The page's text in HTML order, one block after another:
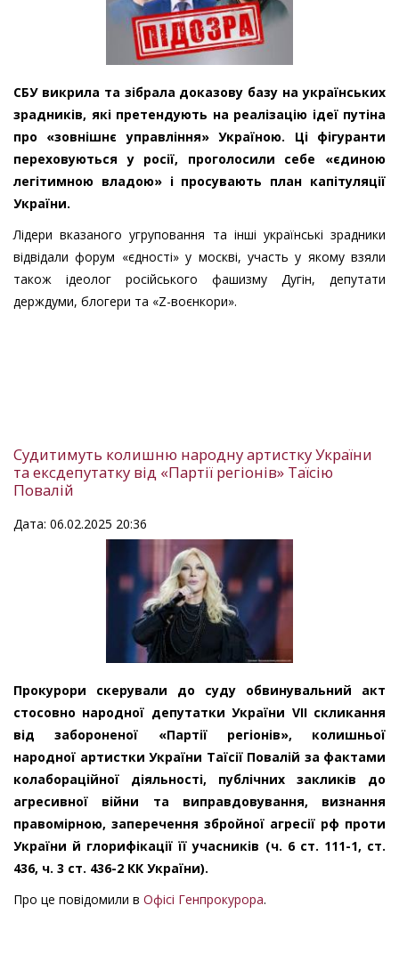
СБУ викрила та зібрала доказову базу на українських
зрадників, які претендують на реалізацію ідеї путіна
про «зовнішнє управління» Україною. Ці фігуранти
переховуються у росії, проголосили себе «єдиною
легітимною владою» і просувають план капітуляції
України.
Лідери вказаного угруповання та інші українські зрадники
відвідали форум «єдності» у москві, участь у якому взяли
також ідеолог російського фашизму Дугін, депутати
держдуми, блогери та «Z-воєнкори».
Судитимуть колишню народну артистку України
та ексдепутатку від «Партії регіонів» Таїсію
Повалій
Дата: 06.02.2025 20:36
Прокурори скерували до суду обвинувальний акт
стосовно народної депутатки України VII скликання
від забороненої «Партії регіонів», колишньої
народної артистки України Таїсії Повалій за фактами
колабораційної діяльності, публічних закликів до
агресивної війни та виправдовування, визнання
правомірною, заперечення збройної агресії рф проти
України й глорифікації її учасників (ч. 6 ст. 111-1, ст.
436, ч. 3 ст. 436-2 КК України).
Про це повідомили в Офісі Генпрокурора.